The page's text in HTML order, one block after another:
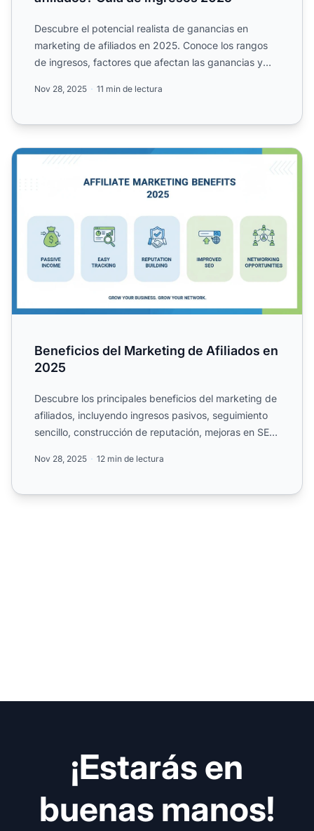
Descubre el potencial realista de ganancias en
marketing de afiliados en 2025. Conoce los rangos
de ingresos, factores que afectan las ganancias y
Nov 28, 2025 11 min de lectura
Beneficios del Marketing de Afiliados en 2025
Beneficios del Marketing de Afiliados en
2025
Descubre los principales beneficios del marketing de
afiliados, incluyendo ingresos pasivos, seguimiento
sencillo, construcción de reputación, mejoras en SEO
Nov 28, 2025 12 min de lectura
¡Estarás en
buenas manos!